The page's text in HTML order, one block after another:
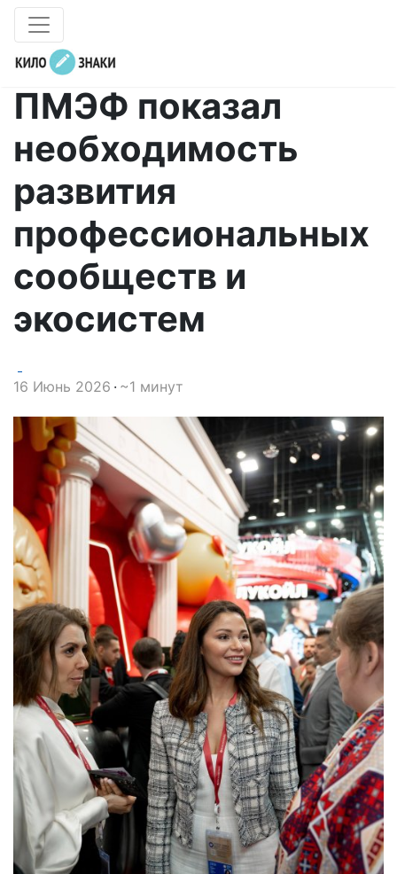
ПМЭФ показал
необходимость
развития
профессиональных
сообществ и
экосистем
16 Июнь 2026 ~1 минут